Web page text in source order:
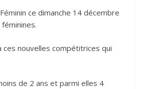
ce dimanche 14 décembre
ces nouvelles compétitrices qui
de 2 ans et parmi elles 4